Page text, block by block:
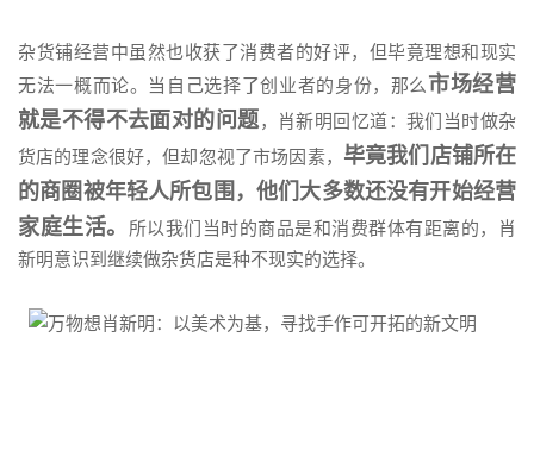
杂货铺经营中虽然也收获了消费者的好评，但毕竟理想和现实
无法一概而论。当自己选择了创业者的身份，那么市场经营
就是不得不去面对的问题，肖新明回忆道：我们当时做杂
货店的理念很好，但却忽视了市场因素， 毕竟我们店铺所在
的商圈被年轻人所包围，他们大多数还没有开始经营
家庭生活。
所以我们当时的商品是和消费群体有距离的，肖
新明意识到继续做杂货店是种不现实的选择。